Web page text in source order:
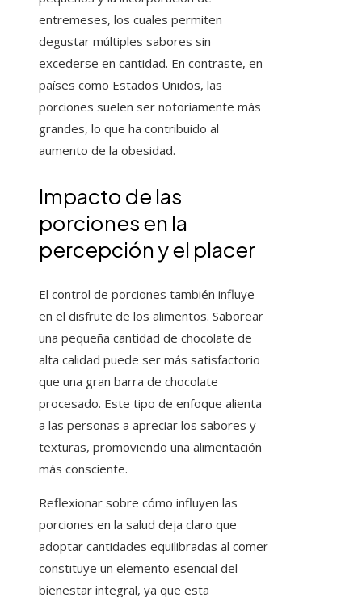
entremeses, los cuales permiten
degustar múltiples sabores sin
excederse en cantidad. En contraste, en
países como Estados Unidos, las
porciones suelen ser notoriamente más
grandes, lo que ha contribuido al
aumento de la obesidad.
Impacto de las
porciones en la
percepción y el placer
El control de porciones también influye
en el disfrute de los alimentos. Saborear
una pequeña cantidad de chocolate de
alta calidad puede ser más satisfactorio
que una gran barra de chocolate
procesado. Este tipo de enfoque alienta
a las personas a apreciar los sabores y
texturas, promoviendo una alimentación
más consciente.
Reflexionar sobre cómo influyen las
porciones en la salud deja claro que
adoptar cantidades equilibradas al comer
constituye un elemento esencial del
bienestar integral, ya que esta